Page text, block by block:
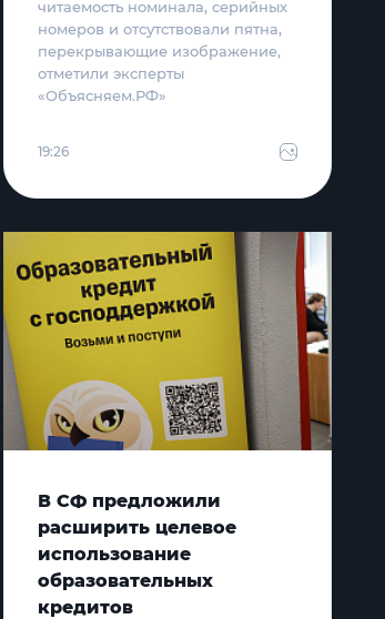
читаемость номинала, серийных
номеров и отсутствовали пятна,
перекрывающие изображение,
отметили эксперты
«Объясняем.РФ»
19:26
В СФ предложили
расширить целевое
использование
образовательных
кредитов